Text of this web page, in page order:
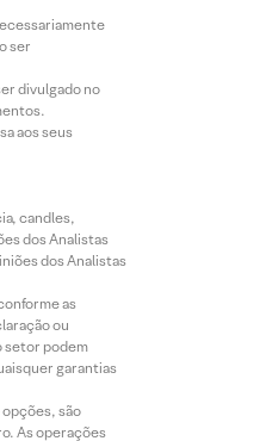
ser
divulgado no
aos seus
candles,
dos Analistas
dos Analistas
as
ou
setor podem
garantias
são
As operações